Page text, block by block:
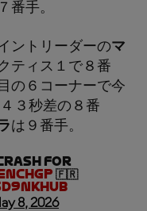
番手。
ントリーダーのマ
ティス１で８番
の６コーナーで今
３秒差の８番
は９番手。
for
🇫🇷
8, 2026